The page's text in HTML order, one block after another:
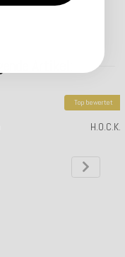
Top bewertet